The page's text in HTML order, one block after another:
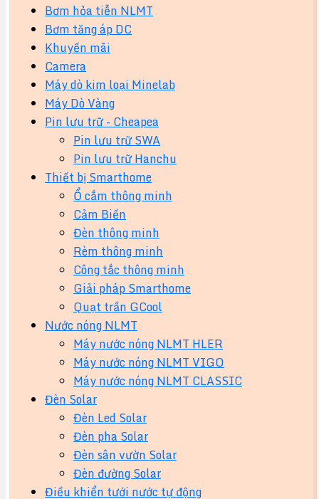
Bơm hỏa tiễn NLMT
Bơm tăng áp DC
Khuyến mãi
Camera
Máy dò kim loại Minelab
Máy Dò Vàng
Pin lưu trữ - Cheapea
Pin lưu trữ SWA
Pin lưu trữ Hanchu
Thiết bị Smarthome
Ổ cắm thông minh
Cảm Biến
Đèn thông minh
Rèm thông minh
Công tắc thông minh
Giải pháp Smarthome
Quạt trần GCool
Nước nóng NLMT
Máy nước nóng NLMT HLER
Máy nước nóng NLMT VIGO
Máy nước nóng NLMT CLASSIC
Đèn Solar
Đèn Led Solar
Đèn pha Solar
Đèn sân vườn Solar
Đèn đường Solar
Điều khiển tưới nước tự động